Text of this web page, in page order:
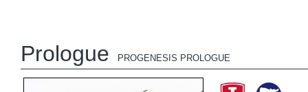
Prologue PROGENESIS PROLOGUE